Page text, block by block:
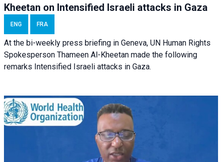
Kheetan on Intensified Israeli attacks in Gaza
ENG FRA
At the bi-weekly press briefing in Geneva, UN Human Rights
Spokesperson Thameen Al-Kheetan made the following
remarks Intensified Israeli attacks in Gaza.